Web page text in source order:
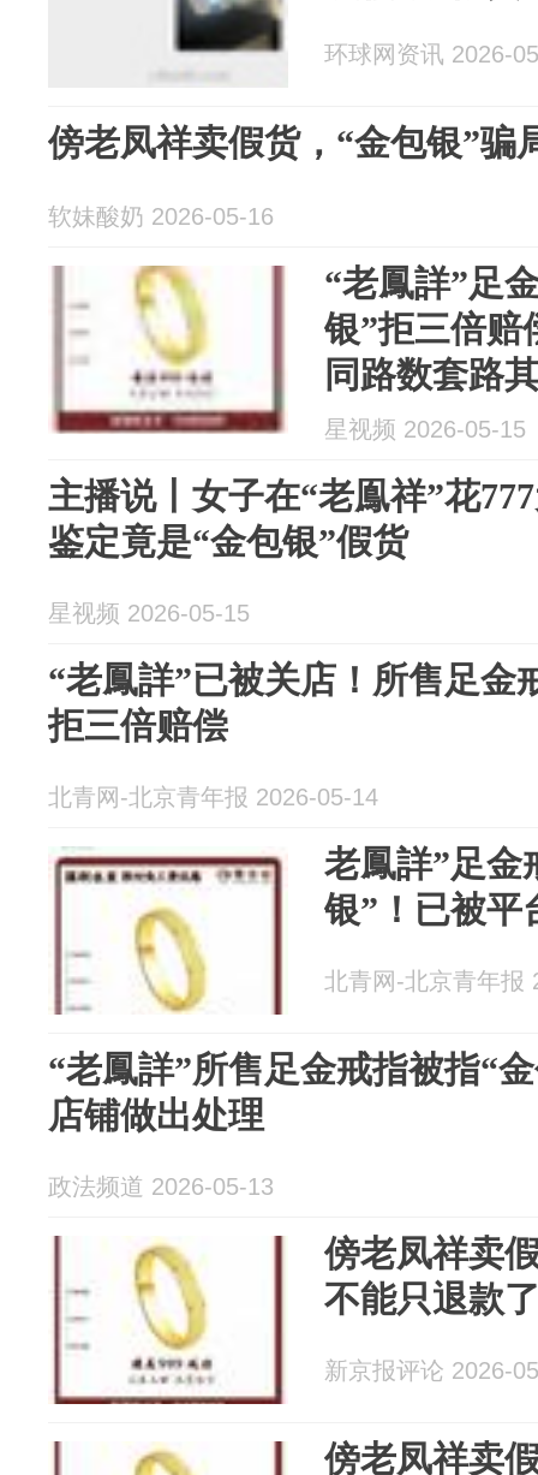
环球网资讯 2026-
傍老凤祥卖假货，“金包银”骗
软妹酸奶 2026-05-16
“老鳳詳”足
银”拒三倍赔
同路数套路
已对店铺做
行为符合欺
星视频 2026-05-15
主播说丨女子在“老鳯祥”花
鉴定竟是“金包银”假货
星视频 2026-05-15
“老鳳詳”已被关店！所售足金
拒三倍赔偿
北青网-北京青年报 2026-05-14
老鳳詳”足金
银”！已被平
北青网-北京青年报
“老鳳詳”所售足金戒指被指“
店铺做出处理
政法频道 2026-05-13
傍老凤祥卖
不能只退款
新京报评论 2026-
傍老凤祥卖